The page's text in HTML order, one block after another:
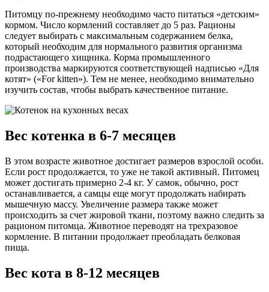
Питомцу по-прежнему необходимо часто питаться «детским»
кормом. Число кормлений составляет до 5 раз. Рационы
следует выбирать с максимальным содержанием белка,
который необходим для нормального развития организма
подрастающего хищника. Корма промышленного
производства маркируются соответствующей надписью «Для
котят» («For kitten»). Тем не менее, необходимо внимательно
изучить состав, чтобы выбрать качественное питание.
Вес котенка в 6-7 месяцев
В этом возрасте животное достигает размеров взрослой особи.
Если рост продолжается, то уже не такой активный. Питомец
может достигать примерно 2-4 кг. У самок, обычно, рост
останавливается, а самцы еще могут продолжать набирать
мышечную массу. Увеличение размера также может
происходить за счет жировой ткани, поэтому важно следить за
рационом питомца. Животное переводят на трехразовое
кормление. В питании продолжает преобладать белковая
пища.
Вес кота в 8-12 месяцев